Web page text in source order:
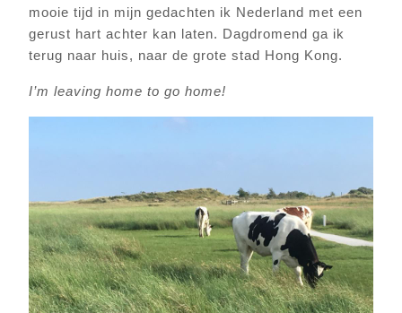
mooie tijd in mijn gedachten ik Nederland met een
gerust hart achter kan laten. Dagdromend ga ik
terug naar huis, naar de grote stad Hong Kong.
I’m leaving home to go home!